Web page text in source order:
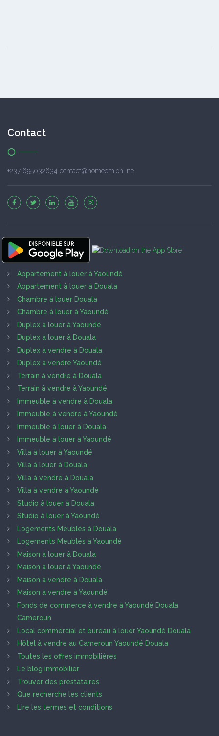
Contact
+237 695032634 contact@homecm.online
Appartement à louer à Yaoundé
Appartement à louer à Douala
Chambre à louer Douala
Chambre à louer à Yaoundé
Duplex à louer à Yaoundé
Duplex à louer à Douala
Duplex à vendre à Douala
Duplex à vendre Yaoundé
Terrain à vendre à Douala
Terrain à vendre à Yaoundé
Immeuble à vendre à Douala
Immeuble à vendre à Yaoundé
Immeuble à louer à Douala
Immeuble à louer à Yaoundé
Villa à louer à Yaoundé
Villa à louer à Douala
Villa à vendre à Douala
Villa à vendre à Yaoundé
Studio à louer à Douala
Studio à louer à Yaoundé
Logements Meublés à Douala
Logements Meublés à Yaoundé
Maison à louer à Douala
Maison à louer à Yaoundé
Maison à vendre à Douala
Maison à vendre à Yaoundé
Fonds de commerce à vendre à Yaoundé Douala
Cameroun
Local commercial et bureau à louer Yaoundé Douala
Hôtel à vendre au Cameroun Yaoundé Douala
Toutes les offres immobilières
Le blog immobilier
Trouver des prestataires
Que recherche les clients
Lire les termes et conditions